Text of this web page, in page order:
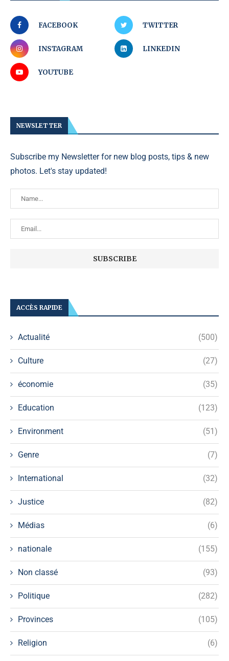
FACEBOOK TWITTER
INSTAGRAM LINKEDIN
YOUTUBE
NEWSLETTER
Subscribe my Newsletter for new blog posts, tips & new
photos. Let's stay updated!
ACCÈS RAPIDE
Actualité (500)
Culture (27)
économie (35)
Education (123)
Environment (51)
Genre (7)
International (32)
Justice (82)
Médias (6)
nationale (155)
Non classé (93)
Politique (282)
Provinces (105)
Religion (6)